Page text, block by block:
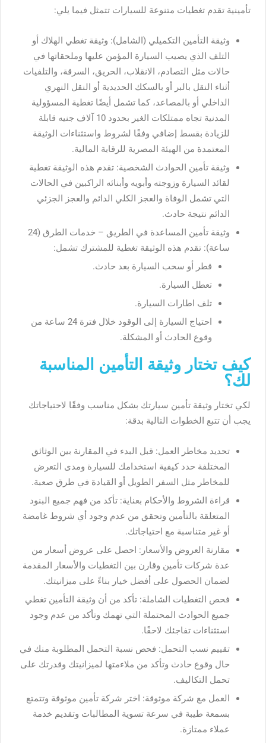
تأمينية تقدم تغطيات متنوعة للسيارات تتمثل فيما يلي:
وثيقة التأمين التكميلي (الشامل): وثيقة تغطي الهلاك أو
التلف الذي يصيب السيارة المؤمن عليها وملحقاتها في
حالات مثل التصادم، الانقلاب، الحريق، السرقة، والتلفيات
أثناء النقل بالبر أو بالسكك الحديدية أو النقل النهري
الداخلي أو بالمصاعد، كما تشمل أيضًا تغطية المسؤولية
المدنية تجاه ممتلكات الغير بحدود 10 آلاف جنيه قابلة
للزيادة بقسط إضافي وفقًا لشروط واستثناءات الوثيقة
المعتمدة من الهيئة المصرية للرقابة المالية.
وثيقة تأمين الحوادث الشخصية: تقدم هذه الوثيقة تغطية
لقائد السيارة وزوجته وأبويه وأبنائه الراكبين في الحالات
التي تشمل الوفاة والعجز الكلي الدائم والعجز الجزئي
الدائم نتيجة حادث.
وثيقة تأمين المساعدة في الطريق – خدمات الطرق (24
ساعة): تقدم هذه الوثيقة تغطية للمشترك تشمل:
قطر أو سحب السيارة بعد حادث.
تعطل السيارة.
تلف اطارات السيارة.
احتياج السيارة إلى الوقود خلال فترة 24 ساعة من
وقوع الحادث أو المشكلة.
كيف تختار وثيقة التأمين المناسبة
لك؟
لكي تختار وثيقة تأمين سيارتك بشكل مناسب وفقًا لاحتياجاتك
يجب أن تتبع الخطوات التالية بدقة:
تحديد مخاطر العمل: قبل البدء في المقارنة بين الوثائق
المختلفة حدد كيفية استخدامك للسيارة ومدى التعرض
للمخاطر مثل السفر الطويل أو القيادة في طرق صعبة.
قراءة الشروط والأحكام بعناية: تأكد من فهم جميع البنود
المتعلقة بالتأمين وتحقق من عدم وجود أي شروط غامضة
أو غير متناسبة مع احتياجاتك.
مقارنة العروض والأسعار: احصل على عروض أسعار من
عدة شركات تأمين وقارن بين التغطيات والأسعار المقدمة
لضمان الحصول على أفضل خيار بناءً على ميزانيتك.
فحص التغطيات الشاملة: تأكد من أن وثيقة التأمين تغطي
جميع الحوادث المحتملة التي تهمك وتأكد من عدم وجود
استثناءات تفاجئك لاحقًا.
تقييم نسب التحمل: فحص نسبة التحمل المطلوبة منك في
حال وقوع حادث وتأكد من ملاءمتها لميزانيتك وقدرتك على
تحمل التكاليف.
العمل مع شركة موثوقة: اختر شركة تأمين موثوقة وتتمتع
بسمعة طيبة في سرعة تسوية المطالبات وتقديم خدمة
عملاء ممتازة.